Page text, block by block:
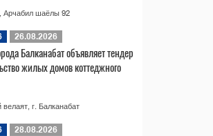
Арчабил шаёлы 92
26.08.2026
Балканабат объявляет тендер
жилых домов коттеджного
г. Балканабат
28.08.2026